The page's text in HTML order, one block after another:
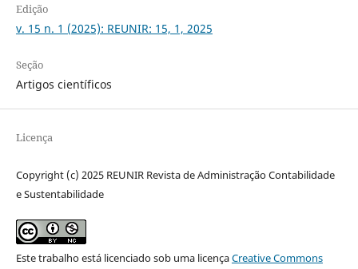
Edição
v. 15 n. 1 (2025): REUNIR: 15, 1, 2025
Seção
Artigos científicos
Licença
Copyright (c) 2025 REUNIR Revista de Administração Contabilidade
e Sustentabilidade
Este trabalho está licenciado sob uma licençaCreative Commons